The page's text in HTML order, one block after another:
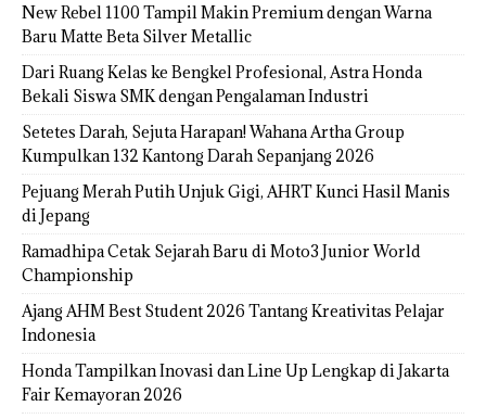
New Rebel 1100 Tampil Makin Premium dengan Warna
Baru Matte Beta Silver Metallic
Dari Ruang Kelas ke Bengkel Profesional, Astra Honda
Bekali Siswa SMK dengan Pengalaman Industri
Setetes Darah, Sejuta Harapan! Wahana Artha Group
Kumpulkan 132 Kantong Darah Sepanjang 2026
Pejuang Merah Putih Unjuk Gigi, AHRT Kunci Hasil Manis
di Jepang
Ramadhipa Cetak Sejarah Baru di Moto3 Junior World
Championship
Ajang AHM Best Student 2026 Tantang Kreativitas Pelajar
Indonesia
Honda Tampilkan Inovasi dan Line Up Lengkap di Jakarta
Fair Kemayoran 2026